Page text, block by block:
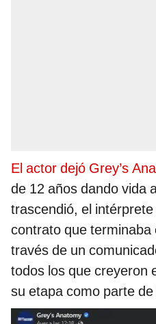
El actor dejó Grey’s
de 12 años dando vida
trascendió, el
contrato que
través de un
todos los que creyeron
su etapa como parte